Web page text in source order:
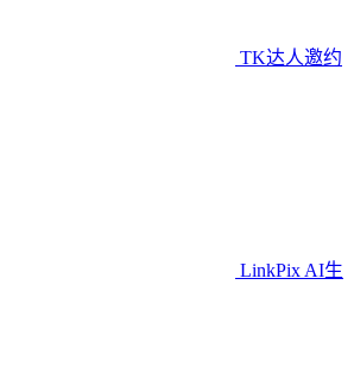
TK达人邀约
LinkPix AI生